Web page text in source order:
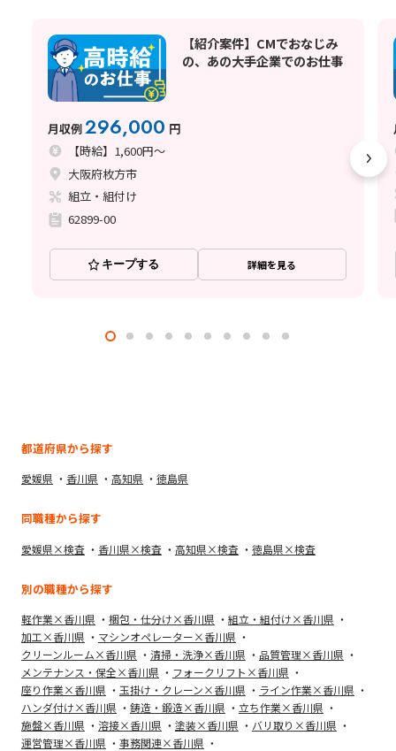
【紹介案件】CMでおなじみ
の、あの大手企業でのお仕事
月収例296,000 円
【時給】1,600円～
大阪府枚方市
組立・組付け
62899-00
キープする 詳細を見る
都道府県から探す
愛媛県 香川県 高知県 徳島県
同職種から探す
愛媛県×検査 香川県×検査 高知県×検査 徳島県×検査
別の職種から探す
軽作業×香川県 梱包・仕分け×香川県
組立・組付け×香川県
加工×香川県
マシンオペレーター×香川県
クリーンルーム×香川県
清掃・洗浄×香川県
品質管理×香川県
メンテナンス・保全×香川県
フォークリフト×香川県
座り作業×香川県
玉掛け・クレーン×香川県
ライン作業×香川県
ハンダ付け×香川県
鋳造・鍛造×香川県
立ち作業×香川県
施盤×香川県
溶接×香川県 塗装×香川県
バリ取り×香川県
運営管理×香川県
事務関連×香川県